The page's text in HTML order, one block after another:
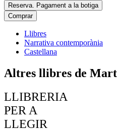
Reserva. Pagament a la botiga
Comprar
Llibres
Narrativa contemporània
Castellana
Altres llibres de
LLIBRERIA
PER A
LLEGIR